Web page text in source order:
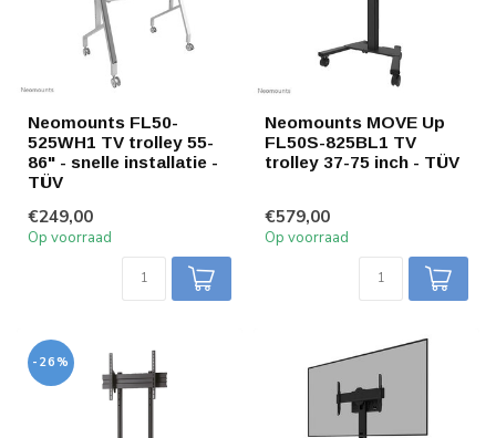
Neomounts FL50-
525WH1 TV trolley 55-
86" - snelle installatie -
TÜV
€249,00
Op voorraad
Neomounts MOVE Up
FL50S-825BL1 TV
trolley 37-75 inch - TÜV
€579,00
Op voorraad
-26%